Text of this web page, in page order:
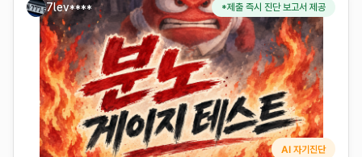
7lev**** *제출 즉시 진단 보고서 제공
AI 자기진단